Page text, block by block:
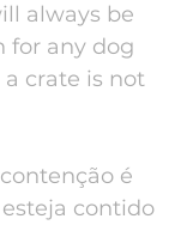
always be
for any dog
crate is not
é
contido